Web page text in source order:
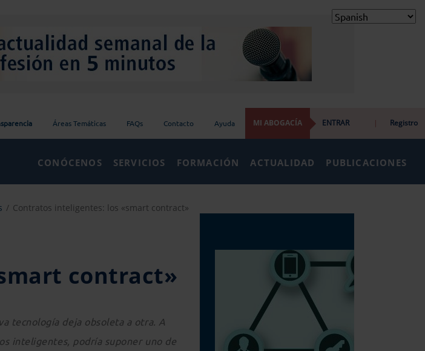
Áreas Temáticas FAQs Contacto Ayuda MI ABOGACÍA ENTRAR | Registro
CONÓCENOS SERVICIOS FORMACIÓN ACTUALIDAD PUBLICACIONES
Contratos inteligentes: los «smart contract»
contract»
tecnología deja obsoleta a otra. A
inteligentes, podría suponer uno de